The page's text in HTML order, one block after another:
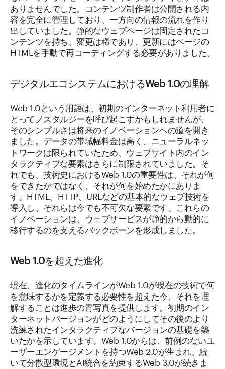
ありませんでした。コンテンツ制作者は公開される内
容を完全に管理しており、一方向の情報の流れを作り
出していました。静的なウェブページは固定されたコ
ンテンツを持ち、変更は稀であり、更新にはページの
HTMLを手動で再コーディングする必要がありました。
デジタルエコシステムにおけるWeb 1.0の理解
Web 1.0という用語は、初期のインターネット利用者に
とってノスタルジーを呼び起こすかもしれませんが、
そのシンプルさは将来のイノベーションへの道を開き
ました。データの帯域幅料金は高く、ニューラルネッ
トワークは限られていたため、ウェブサイト内のイン
タラクティブな要素はさらに制限されていました。そ
れでも、技術史におけるWeb 1.0の重要性は、それが何
をできたかではなく、それが何を始めたかにありま
す。HTML、HTTP、URLなどの基本的なウェブ技術を
導入し、それらは今でも不可欠な要素です。これらの
イノベーションは、ウェブサービスが静的から動的に
移行するのを支えるバックボーンを形成しました。
Web 1.0を超えた進化
現在、進化のタイムラインがWeb 1.0が現在の技術で何
を意味するかを定義する必要性を超えた今、それを理
解することは進歩の青写真を提供します。初期のイン
ターネットバージョンがどのようにしてその後のより
洗練されたインタラクティブなバージョンの基礎を築
いたかを示しています。Web 1.0からは、前例のないユ
ーザーエンゲージメントを持つWeb 2.0が生まれ、続
いて分散型環境とAI統合を約束するWeb 3.0が続きま